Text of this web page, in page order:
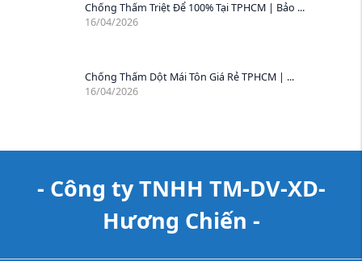
Chống Thấm Triệt Để 100% Tại TPHCM | Bảo ...
16/04/2026
Chống Thấm Dột Mái Tôn Giá Rẻ TPHCM | ...
16/04/2026
- Công ty TNHH TM-DV-XD-
Hương Chiến -